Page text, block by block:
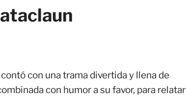
con una trama divertida y llena de
con humor a su favor, para relatar